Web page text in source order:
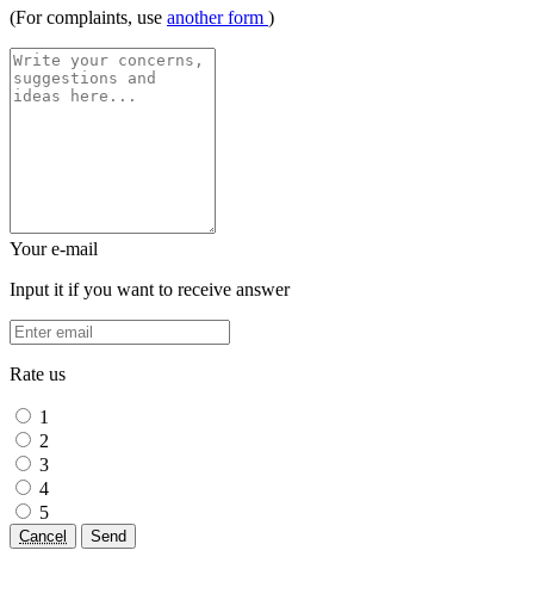
(For complaints, use another form )
Your e-mail
Input it if you want to receive answer
Rate us
1
2
3
4
5
Cancel Send